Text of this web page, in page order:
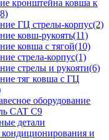
кронштейна ковша к
ГЦ стрелы-корпус(2)
ковш-рукоять(11)
ковша с тягой(10)
стрела-корпус(1)
стрелы и рукояти(6)
тяг ковша с ГЦ
оборудование
CAT C9
детали
и